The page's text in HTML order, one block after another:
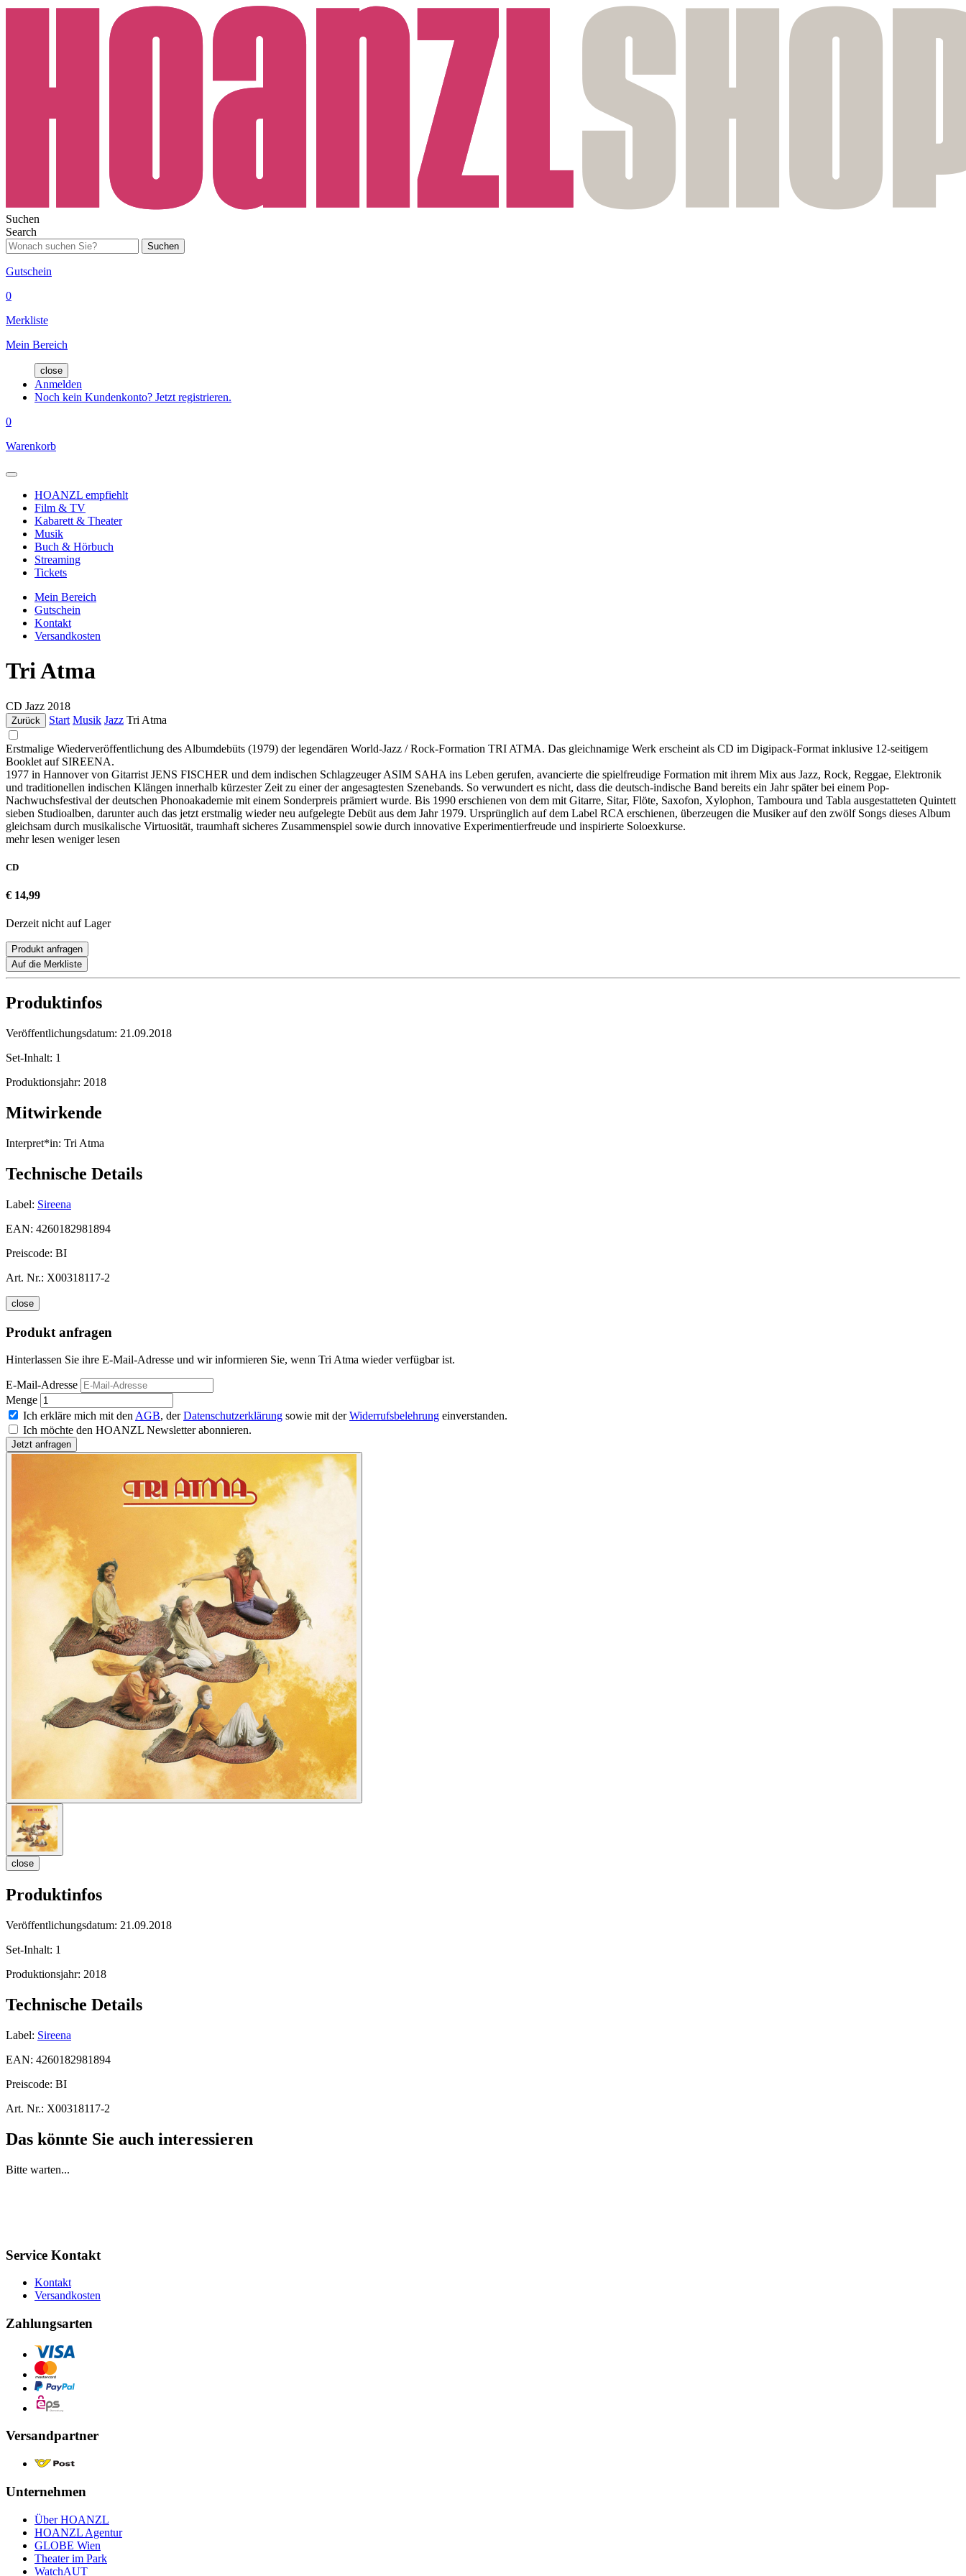
Suchen
Search
Suchen
Gutschein
0
Merkliste
Mein Bereich
close
Anmelden
Noch kein Kundenkonto? Jetzt registrieren.
0
Warenkorb
HOANZL empfiehlt
Film & TV
Kabarett & Theater
Musik
Buch & Hörbuch
Streaming
Tickets
Mein Bereich
Gutschein
Kontakt
Versandkosten
Tri Atma
CD Jazz 2018
Zurück Start Musik Jazz Tri Atma
Erstmalige Wiederveröffentlichung des Albumdebüts (1979) der legendären World-Jazz / Rock-Formation TRI ATMA. Das gleichnamige Werk erscheint als CD im Digipack-Format inklusive 12-seitigem
Booklet auf SIREENA.
1977 in Hannover von Gitarrist JENS FISCHER und dem indischen Schlagzeuger ASIM SAHA ins Leben gerufen, avancierte die spielfreudige Formation mit ihrem Mix aus Jazz, Rock, Reggae, Elektronik
und traditionellen indischen Klängen innerhalb kürzester Zeit zu einer der angesagtesten Szenebands. So verwundert es nicht, dass die deutsch-indische Band bereits ein Jahr später bei einem Pop-
Nachwuchsfestival der deutschen Phonoakademie mit einem Sonderpreis prämiert wurde. Bis 1990 erschienen von dem mit Gitarre, Sitar, Flöte, Saxofon, Xylophon, Tamboura und Tabla ausgestatteten Quintett
sieben Studioalben, darunter auch das jetzt erstmalig wieder neu aufgelegte Debüt aus dem Jahr 1979. Ursprünglich auf dem Label RCA erschienen, überzeugen die Musiker auf den zwölf Songs dieses Album
gleichsam durch musikalische Virtuosität, traumhaft sicheres Zusammenspiel sowie durch innovative Experimentierfreude und inspirierte Soloexkurse.
mehr lesen weniger lesen
CD
€ 14,99
Derzeit nicht auf Lager
Produkt anfragen
Auf die Merkliste
Produktinfos
Veröffentlichungsdatum: 21.09.2018
Set-Inhalt: 1
Produktionsjahr: 2018
Mitwirkende
Interpret*in: Tri Atma
Technische Details
Label: Sireena
EAN: 4260182981894
Preiscode: BI
Art. Nr.: X00318117-2
close
Produkt anfragen
Hinterlassen Sie ihre E-Mail-Adresse und wir informieren Sie, wenn Tri Atma wieder verfügbar ist.
E-Mail-Adresse
Menge
Ich erkläre mich mit den AGB, derDatenschutzerklärung sowie mit derWiderrufsbelehrung einverstanden.
Ich möchte den HOANZL Newsletter abonnieren.
close
Produktinfos
Veröffentlichungsdatum: 21.09.2018
Set-Inhalt: 1
Produktionsjahr: 2018
Technische Details
Label: Sireena
EAN: 4260182981894
Preiscode: BI
Art. Nr.: X00318117-2
Das könnte Sie auch interessieren
Bitte warten...
Service Kontakt
Kontakt
Versandkosten
Zahlungsarten
Versandpartner
Unternehmen
Über HOANZL
HOANZL Agentur
GLOBE Wien
Theater im Park
WatchAUT